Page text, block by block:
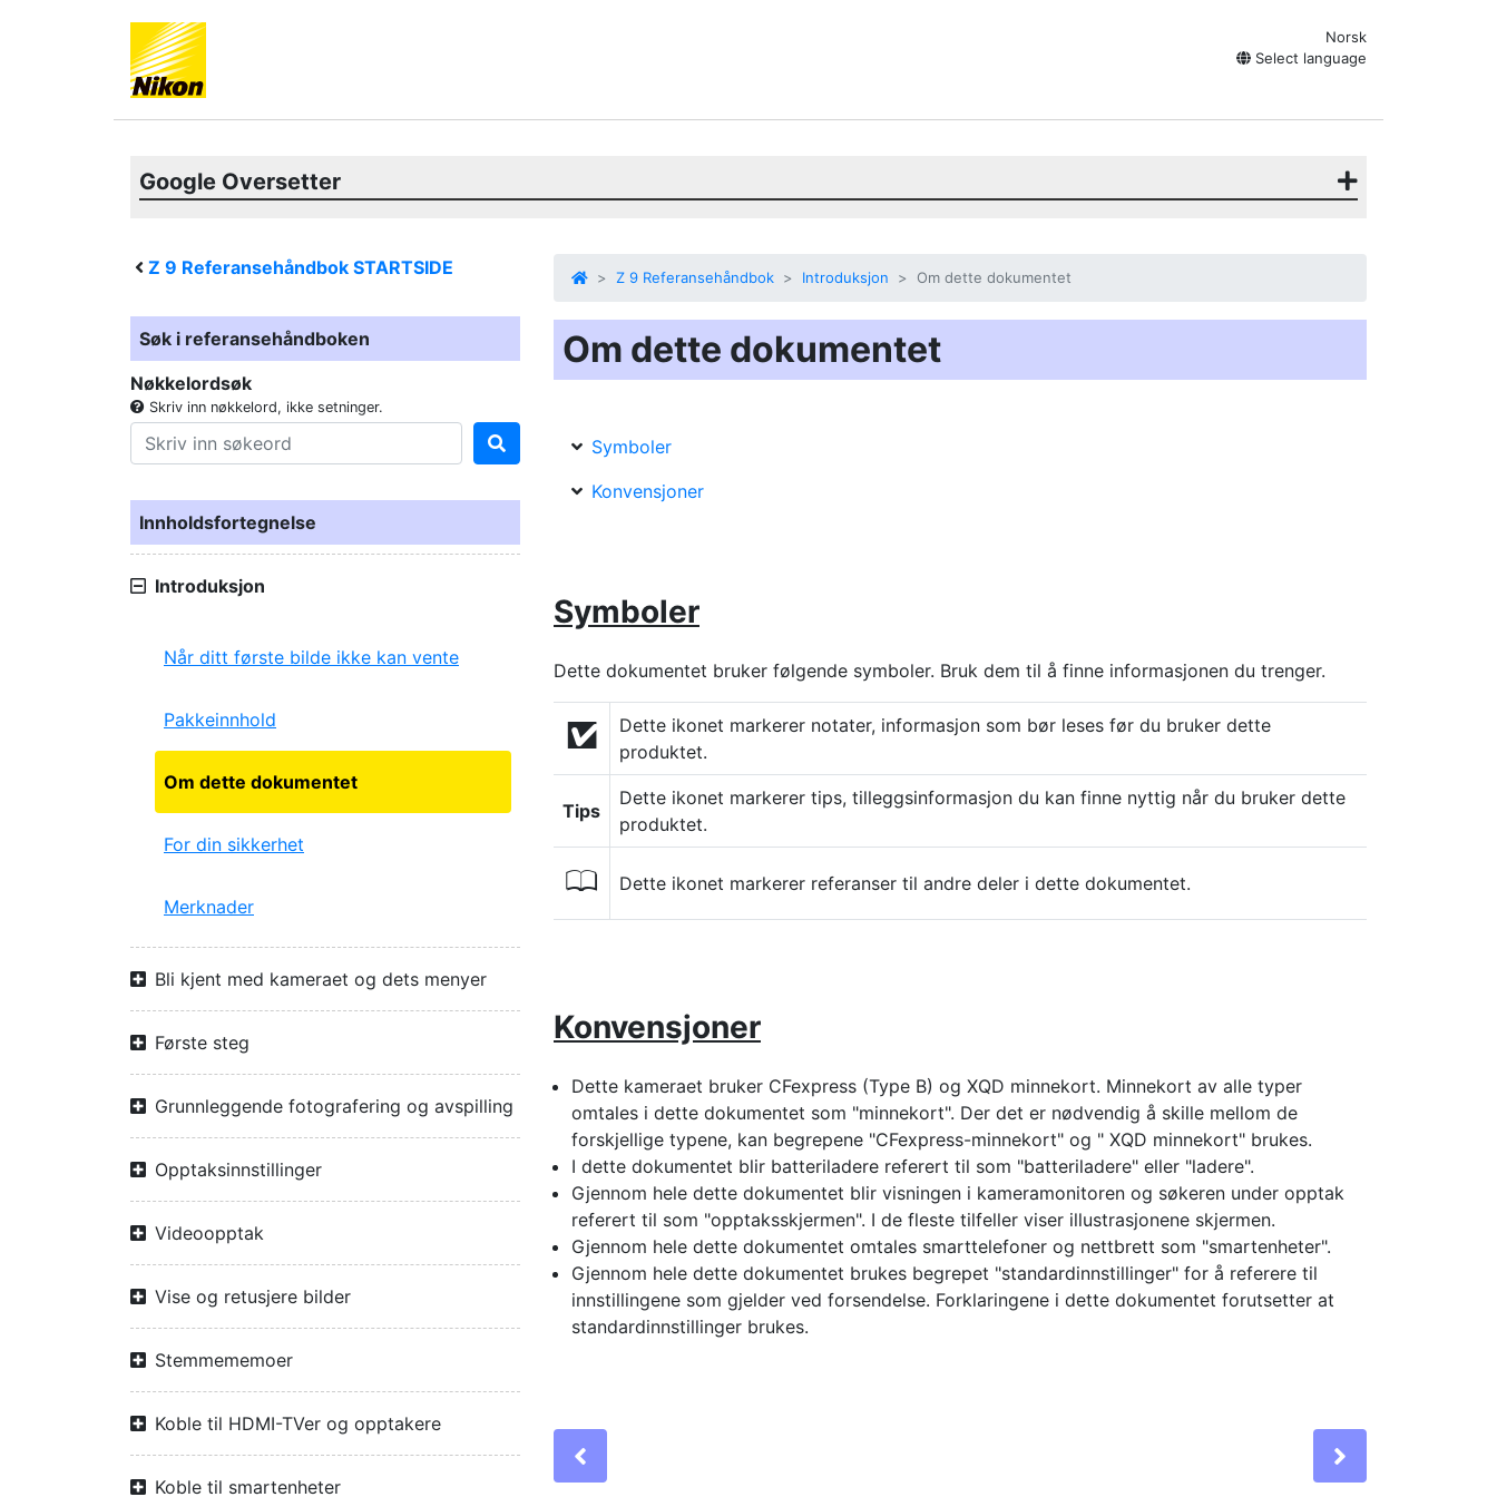
Norsk
Select language
Google Oversetter
Z 9 Referansehåndbok STARTSIDE
Søk i referansehåndboken
Nøkkelordsøk
Skriv inn nøkkelord, ikke setninger.
Innholdsfortegnelse
Introduksjon
Når ditt første bilde ikke kan vente
Pakkeinnhold
Om dette dokumentet
For din sikkerhet
Merknader
Bli kjent med kameraet og dets menyer
Første steg
Grunnleggende fotografering og avspilling
Opptaksinnstillinger
Videoopptak
Vise og retusjere bilder
Stemmememoer
Koble til HDMI-TVer og opptakere
Koble til smartenheter
Z 9 Referansehåndbok Introduksjon Om dette dokumentet
Om dette dokumentet
Symboler
Konvensjoner
Symboler
Dette dokumentet bruker følgende symboler. Bruk dem til å finne informasjonen du trenger.
D
Dette ikonet markerer notater, informasjon som bør leses før du bruker dette
produktet.
Tips
Dette ikonet markerer tips, tilleggsinformasjon du kan finne nyttig når du bruker dette
produktet.
0 Dette ikonet markerer referanser til andre deler i dette dokumentet.
Konvensjoner
Dette kameraet bruker CFexpress (Type B) og XQD minnekort. Minnekort av alle typer
omtales i dette dokumentet som "minnekort". Der det er nødvendig å skille mellom de
forskjellige typene, kan begrepene "CFexpress-minnekort" og " XQD minnekort" brukes.
I dette dokumentet blir batteriladere referert til som "batteriladere" eller "ladere".
Gjennom hele dette dokumentet blir visningen i kameramonitoren og søkeren under opptak
referert til som "opptaksskjermen". I de fleste tilfeller viser illustrasjonene skjermen.
Gjennom hele dette dokumentet omtales smarttelefoner og nettbrett som "smartenheter".
Gjennom hele dette dokumentet brukes begrepet "standardinnstillinger" for å referere til
innstillingene som gjelder ved forsendelse. Forklaringene i dette dokumentet forutsetter at
standardinnstillinger brukes.